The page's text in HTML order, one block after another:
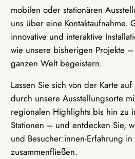
mobilen oder stationären
uns über eine Kontaktaufnahme.
innovative und interaktive
wie unsere bisherigen Projekte
ganzen Welt begeistern.
Lassen Sie sich von der Karte
durch unsere Ausstellungsorte
regionalen Highlights bis hin zu
Stationen – und entdecken Sie,
und Besucher:innen-Erfahrung
zusammenfließen.